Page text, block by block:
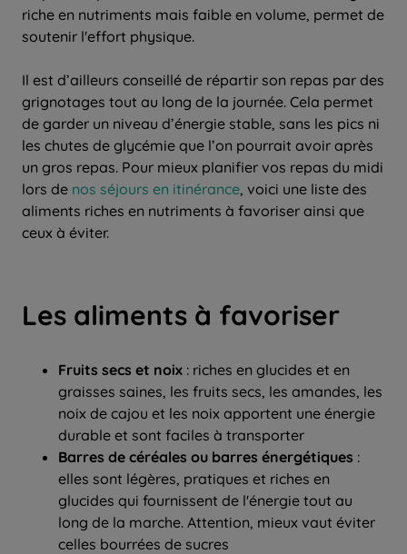
riche en nutriments mais faible en volume, permet de
soutenir l'effort physique.
Il est d’ailleurs conseillé de répartir son repas par des
grignotages tout au long de la journée. Cela permet
de garder un niveau d’énergie stable, sans les pics ni
les chutes de glycémie que l’on pourrait avoir après
un gros repas. Pour mieux planifier vos repas du midi
lors de nos séjours en itinérance, voici une liste des
aliments riches en nutriments à favoriser ainsi que
ceux à éviter.
Les aliments à favoriser
Fruits secs et noix : riches en glucides et en
graisses saines, les fruits secs, les amandes, les
noix de cajou et les noix apportent une énergie
durable et sont faciles à transporter
Barres de céréales ou barres énergétiques :
elles sont légères, pratiques et riches en
glucides qui fournissent de l'énergie tout au
long de la marche. Attention, mieux vaut éviter
celles bourrées de sucres